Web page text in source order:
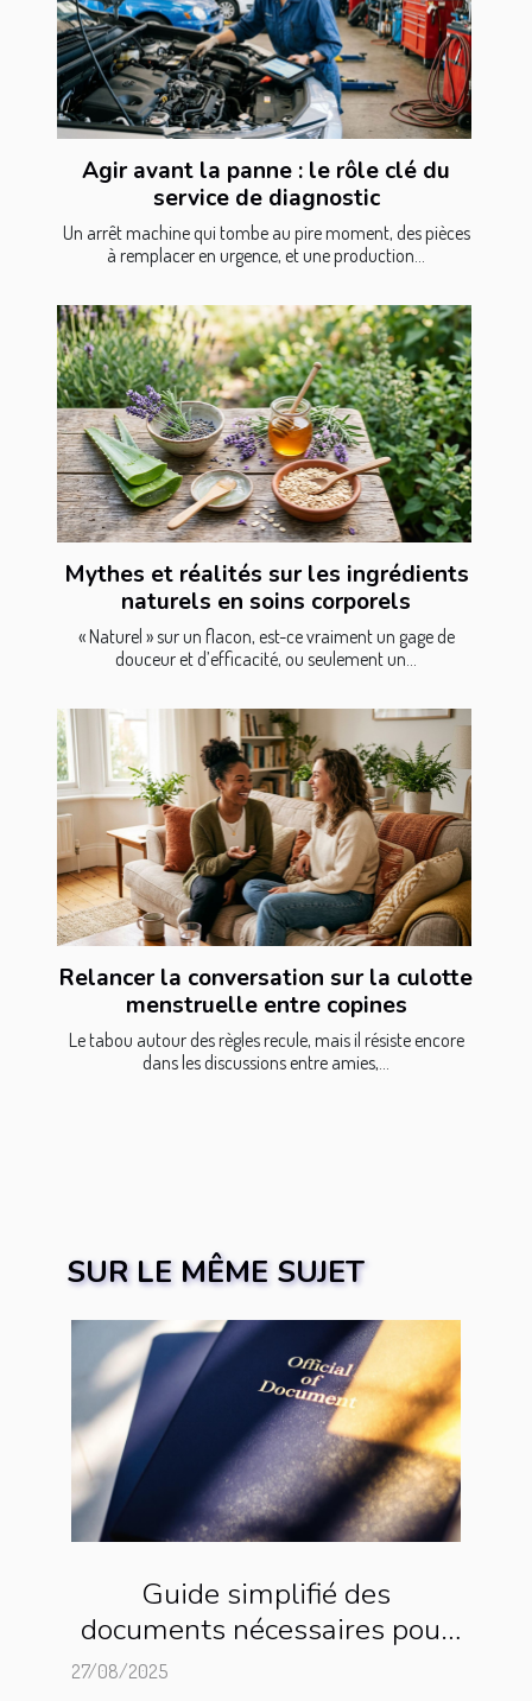
Agir avant la panne : le rôle clé du
service de diagnostic
Un arrêt machine qui tombe au pire moment, des pièces
à remplacer en urgence, et une production...
Mythes et réalités sur les ingrédients
naturels en soins corporels
« Naturel » sur un flacon, est-ce vraiment un gage de
douceur et d’efficacité, ou seulement un...
Relancer la conversation sur la culotte
menstruelle entre copines
Le tabou autour des règles recule, mais il résiste encore
dans les discussions entre amies,...
SUR LE MÊME SUJET
Guide simplifié des
documents nécessaires pour
la naturalisation
27/08/2025